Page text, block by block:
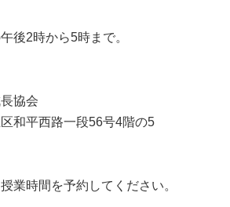
後2時から5時まで。
協会
和平西路一段56号4階の5
業時間を予約してください。